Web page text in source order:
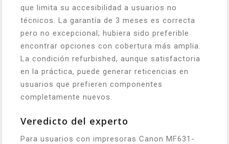
que limita su accesibilidad a usuarios no
técnicos. La garantía de 3 meses es correcta
pero no excepcional; hubiera sido preferible
encontrar opciones con cobertura más amplia.
La condición refurbished, aunque satisfactoria
en la práctica, puede generar reticencias en
usuarios que prefieren componentes
completamente nuevos.
Veredicto del experto
Para usuarios con impresoras Canon MF631-